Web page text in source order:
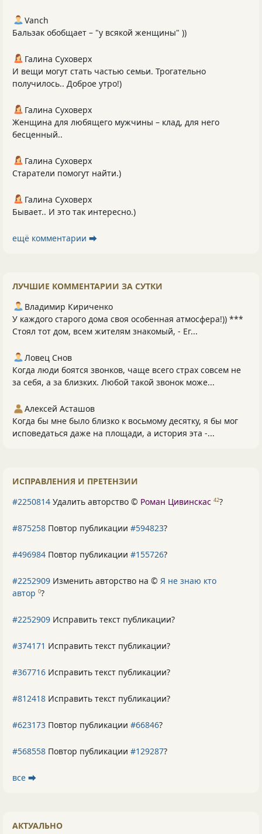
Vanch
Бальзак обобщает – "у всякой женщины" ))
Галина Суховерх
И вещи могут стать частью семьи. Трогательно
получилось.. Доброе утро!)
Галина Суховерх
Женщина для любящего мужчины – клад, для него
бесценный..
Галина Суховерх
Старатели помогут найти.)
Галина Суховерх
Бывает.. И это так интересно.)
ещё комментарии ⮕
ЛУЧШИЕ КОММЕНТАРИИ ЗА СУТКИ
Владимир Кириченко
У каждого старого дома своя особенная атмосфера!)) ***
Стоял тот дом, всем жителям знакомый, - Ег...
Ловец Снов
Когда люди боятся звонков, чаще всего страх совсем не
за себя, а за близких. Любой такой звонок може...
Алексей Асташов
Когда бы мне было близко к восьмому десятку, я бы мог
исповедаться даже на площади, а история эта -...
ИСПРАВЛЕНИЯ И ПРЕТЕНЗИИ
#2250814 Удалить авторство © Роман Цивинскас 42?
#875258 Повтор публикации #594823?
#496984 Повтор публикации #155726?
#2252909 Изменить авторство на © Я не знаю кто
автор 0?
#2252909 Исправить текст публикации?
#374171 Исправить текст публикации?
#367716 Исправить текст публикации?
#812418 Исправить текст публикации?
#623173 Повтор публикации #66846?
#568558 Повтор публикации #129287?
все ⮕
АКТУАЛЬНО